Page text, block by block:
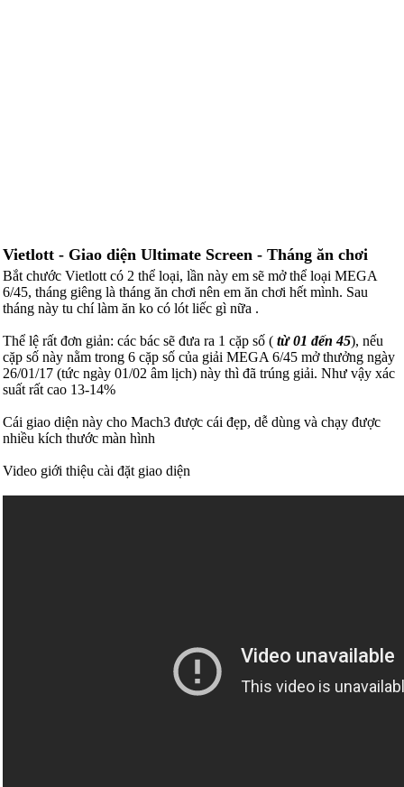
Vietlott - Giao diện Ultimate Screen - Tháng ăn chơi
Bắt chước Vietlott có 2 thể loại, lần này em sẽ mở thể loại MEGA
6/45, tháng giêng là tháng ăn chơi nên em ăn chơi hết mình. Sau
tháng này tu chí làm ăn ko có lót liếc gì nữa .
Thể lệ rất đơn giản: các bác sẽ đưa ra 1 cặp số ( từ 01 đến 45), nếu
cặp số này nằm trong 6 cặp số của giải MEGA 6/45 mở thưởng ngày
26/01/17 (tức ngày 01/02 âm lịch) này thì đã trúng giải. Như vậy xác
suất rất cao 13-14%
Cái giao diện này cho Mach3 được cái đẹp, dễ dùng và chạy được
nhiều kích thước màn hình
Video giới thiệu cài đặt giao diện